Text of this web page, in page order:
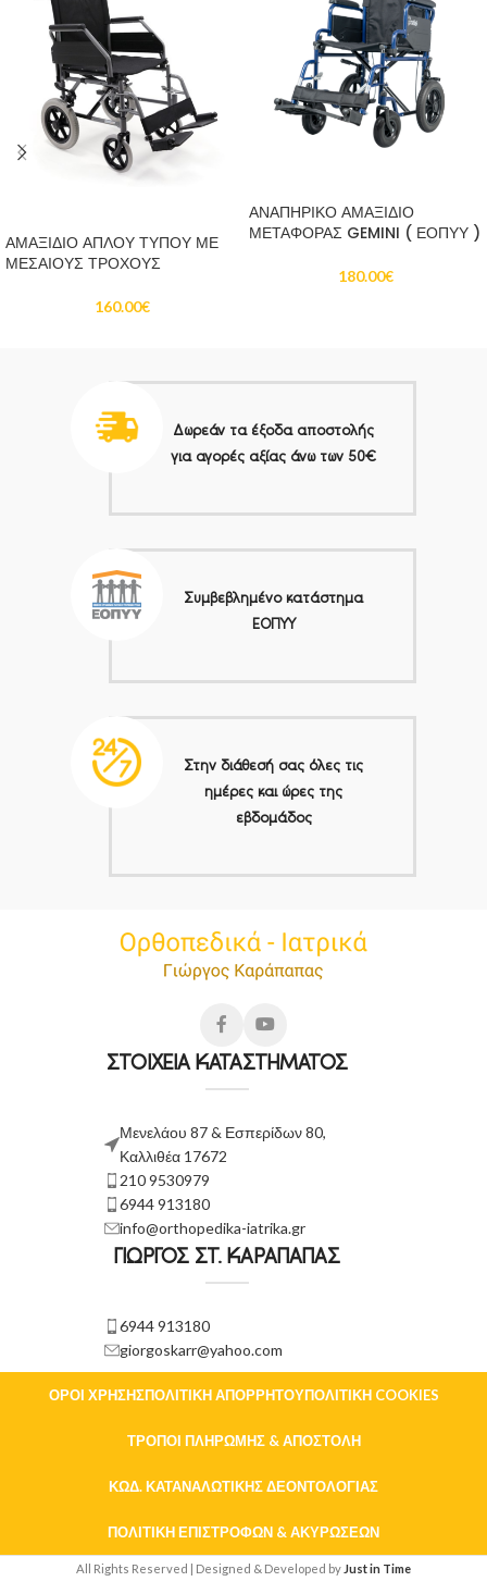
ΑΜΑΞΙΔΙΟ ΑΠΛΟΥ ΤΥΠΟΥ ΜΕ
ΜΕΣΑΙΟΥΣ ΤΡΟΧΟΥΣ
160.00€
ΑΝΑΠΗΡΙΚΟ ΑΜΑΞΙΔΙΟ
ΜΕΤΑΦΟΡΑΣ GEMINI ( ΕΟΠΥΥ )
180.00€
Δωρεάν τα έξοδα αποστολής
για αγορές αξίας άνω των 50€
Συμβεβλημένο κατάστημα
ΕΟΠΥΥ
Στην διάθεσή σας όλες τις
ημέρες και ώρες της
εβδομάδος
ΣΤΟΙΧΕΙΑ ΚΑΤΑΣΤΗΜΑΤΟΣ
Μενελάου 87 & Εσπερίδων 80,
Καλλιθέα 17672
210 9530979
6944 913180
info@orthopedika-iatrika.gr
ΓΙΩΡΓΟΣ ΣΤ. ΚΑΡΑΠΑΠΑΣ
6944 913180
giorgoskarr@yahoo.com
ΌΡΟΙ ΧΡΉΣΗΣΠΟΛΙΤΙΚΉ ΑΠΟΡΡΉΤΟΥΠΟΛΙΤΙΚΉ COOKIES
ΤΡΌΠΟΙ ΠΛΗΡΩΜΉΣ & ΑΠΟΣΤΟΛΉ
ΚΏΔ. ΚΑΤΑΝΑΛΩΤΙΚΉΣ ΔΕΟΝΤΟΛΟΓΊΑΣ
ΠΟΛΙΤΙΚΉ ΕΠΙΣΤΡΟΦΏΝ & ΑΚΥΡΏΣΕΩΝ
All Rights Reserved | Designed & Developed by Just in Time